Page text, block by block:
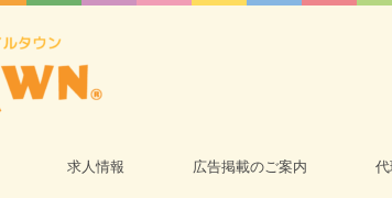
求人情報 広告掲載のご案内